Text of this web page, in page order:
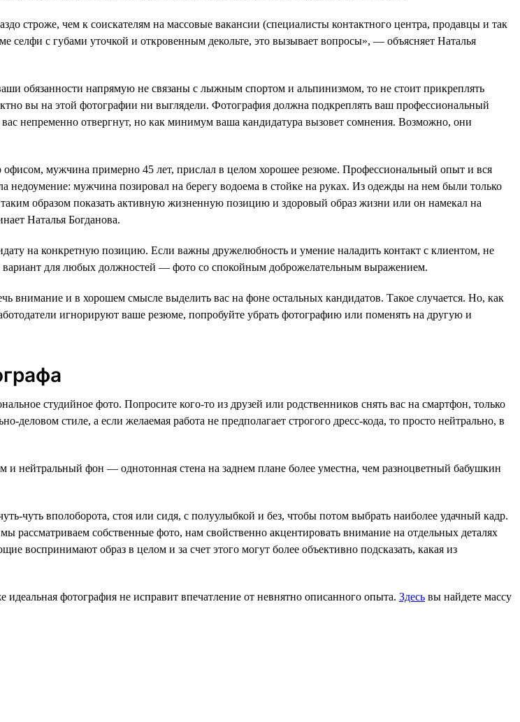
строже, чем к соискателям на массовые вакансии (специалисты контактного центра, продавцы и так
селфи с губами уточкой и откровенным декольте, это вызывает вопросы», — объясняет Наталья
обязанности напрямую не связаны с лыжным спортом и альпинизмом, то не стоит прикреплять
вы на этой фотографии ни выглядели. Фотография должна подкреплять ваш профессиональный
непременно отвергнут, но как минимум ваша кандидатура вызовет сомнения. Возможно, они
мужчина примерно 45 лет, прислал в целом хорошее резюме. Профессиональный опыт и вся
мужчина позировал на берегу водоема в стойке на руках. Из одежды на нем были только
образом показать активную жизненную позицию и здоровый образ жизни или он намекал на
Наталья Богданова.
на конкретную позицию. Если важны дружелюбность и умение наладить контакт с клиентом, не
для любых должностей — фото со спокойным доброжелательным выражением.
внимание и в хорошем смысле выделить вас на фоне остальных кандидатов. Такое случается. Но, как
игнорируют ваше резюме, попробуйте убрать фотографию или поменять на другую и
студийное фото. Попросите кого-то из друзей или родственников снять вас на смартфон, только
стиле, а если желаемая работа не предполагает строгого дресс-кода, то просто нейтрально, в
нейтральный фон — однотонная стена на заднем плане более уместна, чем разноцветный бабушкин
чуть вполоборота, стоя или сидя, с полуулыбкой и без, чтобы потом выбрать наиболее удачный кадр.
рассматриваем собственные фото, нам свойственно акцентировать внимание на отдельных деталях
воспринимают образ в целом и за счет этого могут более объективно подсказать, какая из
фотография не исправит впечатление от невнятно описанного опыта. Здесь вы найдете массу